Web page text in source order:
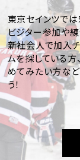
当チーム
認められる
とします。
利用目的の
当チーム所
ェブサイト
第5条（個人
当チームは、
に該当する場
ん。
ユーザーの
ユーザーが
団体等に対
法令に基づ
東京セインツで
ビジター参加や
新社会人で加入
ムを探している方
めてみたい方な
う！